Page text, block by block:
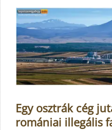
Egy osztrák cég
romániai illegális